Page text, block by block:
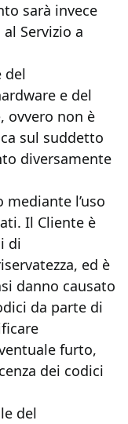
sarà invece
Servizio a
del
e del
ovvero non è
sul suddetto
diversamente
mediante l’uso
Il Cliente è
di
ed è
danno causato
da parte di
furto,
dei codici
del